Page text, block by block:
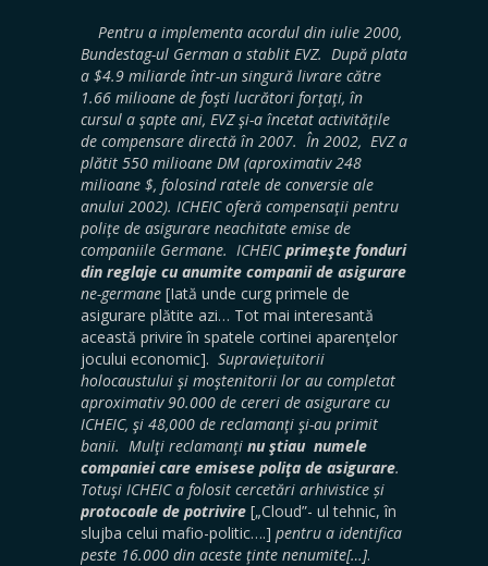
Pentru a implementa acordul din iulie 2000,
Bundestag-ul German a stablit EVZ. După plata
a $4.9 miliarde într-un singură livrare către
1.66 milioane de foşti lucrători forţaţi, în
cursul a şapte ani, EVZ şi-a încetat activităţile
de compensare directă în 2007. În 2002, EVZ a
plătit 550 milioane DM (aproximativ 248
milioane $, folosind ratele de conversie ale
anului 2002). ICHEIC oferă compensaţii pentru
poliţe de asigurare neachitate emise de
companiile Germane. ICHEICprimeşte fonduri
din reglaje cu anumite companii de asigurare
ne-germane [Iată unde curg primele de
asigurare plătite azi… Tot mai interesantă
această privire în spatele cortinei aparenţelor
jocului economic]. Supravieţuitorii
holocaustului şi moştenitorii lor au completat
aproximativ 90.000 de cereri de asigurare cu
ICHEIC, şi 48,000 de reclamanţi şi-au primit
banii. Mulţi reclamanţi nu ştiau numele
companiei care emisese poliţa de asigurare.
Totuşi ICHEIC a folosit cercetări arhivistice și
protocoale de potrivire [„Cloud”- ul tehnic, în
slujba celui mafio-politic….] pentru a identifica
peste 16.000 din aceste ţinte nenumite[…].